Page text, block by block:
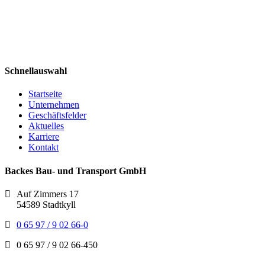
Schnellauswahl
Startseite
Unternehmen
Geschäftsfelder
Aktuelles
Karriere
Kontakt
Backes Bau- und Transport GmbH
Auf Zimmers 17
54589 Stadtkyll
0 65 97 / 9 02 66-0
0 65 97 / 9 02 66-450